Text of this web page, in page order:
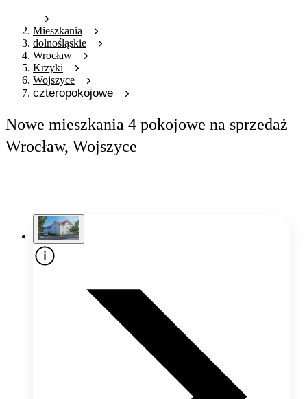
Mieszkania
dolnośląskie
Wrocław
Krzyki
Wojszyce
czteropokojowe
Nowe mieszkania 4 pokojowe na sprzedaż
Wrocław, Wojszyce